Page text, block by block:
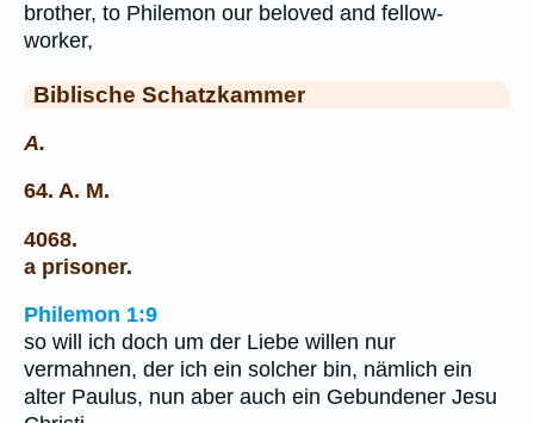
brother, to Philemon our beloved and fellow-
worker,
Biblische Schatzkammer
A.
64. A. M.
4068.
a prisoner.
Philemon 1:9
so will ich doch um der Liebe willen nur
vermahnen, der ich ein solcher bin, nämlich ein
alter Paulus, nun aber auch ein Gebundener Jesu